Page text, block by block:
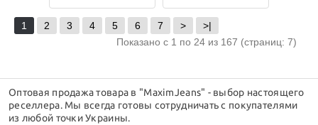
Купить Купить
1 2 3 4 5 6 7 >
>|
Показано с 1 по 24 из 167 (страниц: 7)
Оптовая продажа товара в "MaximJeans" - выбор настоящего
реселлера. Мы всегда готовы сотрудничать с покупателями
из любой точки Украины.